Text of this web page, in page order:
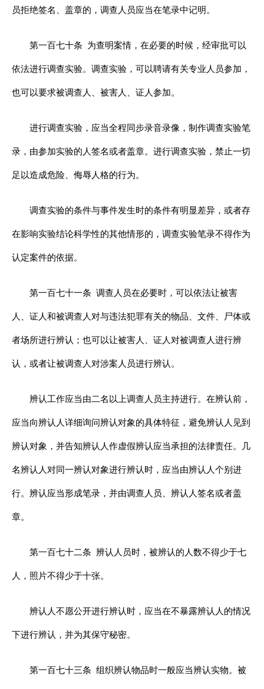
员拒绝签名、盖章的，调查人员应当在笔录中记明。
第一百七十条 为查明案情，在必要的时候，经审批可以
依法进行调查实验。调查实验，可以聘请有关专业人员参加，
也可以要求被调查人、被害人、证人参加。
进行调查实验，应当全程同步录音录像，制作调查实验笔
录，由参加实验的人签名或者盖章。进行调查实验，禁止一切
足以造成危险、侮辱人格的行为。
调查实验的条件与事件发生时的条件有明显差异，或者存
在影响实验结论科学性的其他情形的，调查实验笔录不得作为
认定案件的依据。
第一百七十一条 调查人员在必要时，可以依法让被害
人、证人和被调查人对与违法犯罪有关的物品、文件、尸体或
者场所进行辨认；也可以让被害人、证人对被调查人进行辨
认，或者让被调查人对涉案人员进行辨认。
辨认工作应当由二名以上调查人员主持进行。在辨认前，
应当向辨认人详细询问辨认对象的具体特征，避免辨认人见到
辨认对象，并告知辨认人作虚假辨认应当承担的法律责任。几
名辨认人对同一辨认对象进行辨认时，应当由辨认人个别进
行。辨认应当形成笔录，并由调查人员、辨认人签名或者盖
章。
第一百七十二条 辨认人员时，被辨认的人数不得少于七
人，照片不得少于十张。
辨认人不愿公开进行辨认时，应当在不暴露辨认人的情况
下进行辨认，并为其保守秘密。
第一百七十三条 组织辨认物品时一般应当辨认实物。被